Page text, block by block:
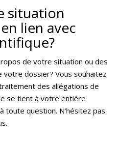
situation
lien avec
de votre situation ou des
votre dossier? Vous souhaitez
des allégations de
se tient à votre entière
toute question. N’hésitez pas